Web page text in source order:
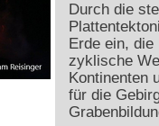
Durch die
Erde ein, die
zyklische
Kontinenten
für die